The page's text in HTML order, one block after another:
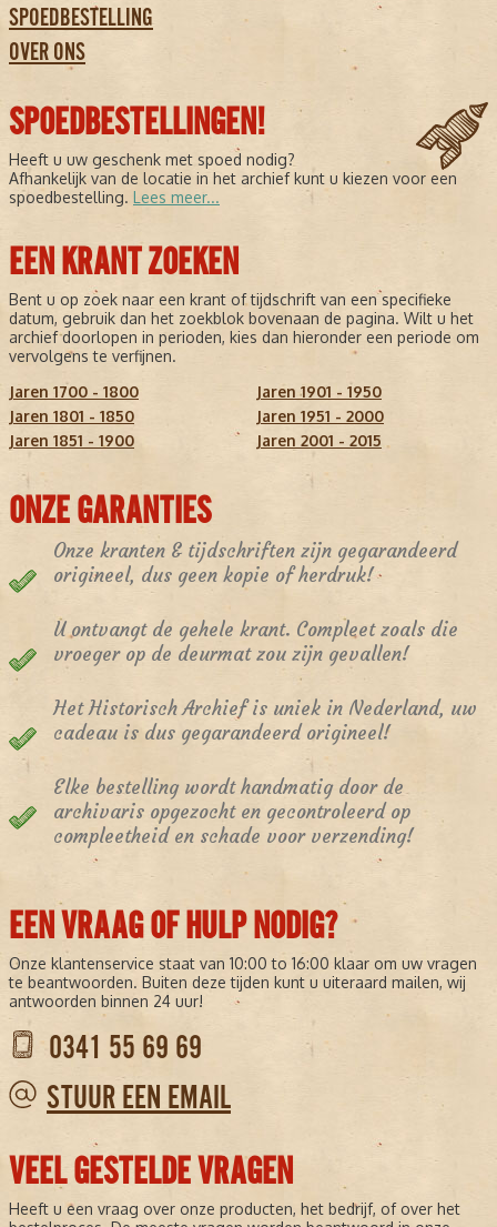
SPOEDBESTELLING
OVER ONS
SPOEDBESTELLINGEN!
Heeft u uw geschenk met spoed nodig?
Afhankelijk van de locatie in het archief kunt u kiezen voor een
spoedbestelling. Lees meer...
EEN KRANT ZOEKEN
Bent u op zoek naar een krant of tijdschrift van een specifieke
datum, gebruik dan het zoekblok bovenaan de pagina. Wilt u het
archief doorlopen in perioden, kies dan hieronder een periode om
vervolgens te verfijnen.
Jaren 1700 - 1800
Jaren 1801 - 1850
Jaren 1851 - 1900
Jaren 1901 - 1950
Jaren 1951 - 2000
Jaren 2001 - 2015
ONZE GARANTIES
Onze kranten & tijdschriften zijn gegarandeerd
origineel, dus geen kopie of herdruk!
U ontvangt de gehele krant. Compleet zoals die
vroeger op de deurmat zou zijn gevallen!
Het Historisch Archief is uniek in Nederland, uw
cadeau is dus gegarandeerd origineel!
Elke bestelling wordt handmatig door de
archivaris opgezocht en gecontroleerd op
compleetheid en schade voor verzending!
EEN VRAAG OF HULP NODIG?
Onze klantenservice staat van 10:00 to 16:00 klaar om uw vragen
te beantwoorden. Buiten deze tijden kunt u uiteraard mailen, wij
antwoorden binnen 24 uur!
0341 55 69 69
STUUR EEN EMAIL
VEEL GESTELDE VRAGEN
Heeft u een vraag over onze producten, het bedrijf, of over het